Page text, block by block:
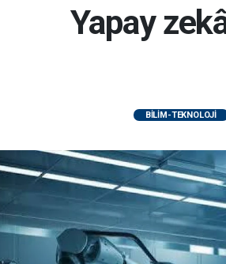
Yapay
BİLİM-TEKNOLOJİ